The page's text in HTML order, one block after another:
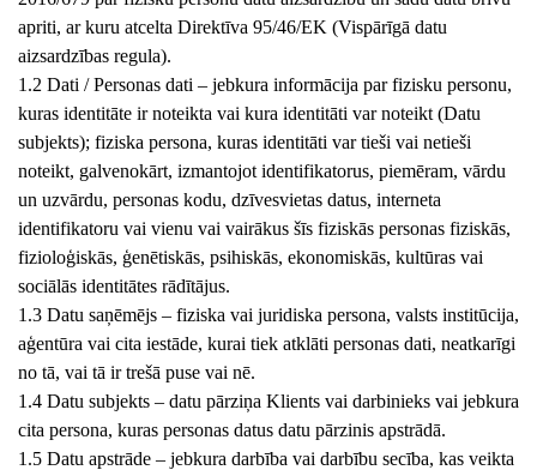
apriti, ar kuru atcelta Direktīva 95/46/EK (Vispārīgā datu
aizsardzības regula).
1.2 Dati / Personas dati – jebkura informācija par fizisku personu,
kuras identitāte ir noteikta vai kura identitāti var noteikt (Datu
subjekts); fiziska persona, kuras identitāti var tieši vai netieši
noteikt, galvenokārt, izmantojot identifikatorus, piemēram, vārdu
un uzvārdu, personas kodu, dzīvesvietas datus, interneta
identifikatoru vai vienu vai vairākus šīs fiziskās personas fiziskās,
fizioloģiskās, ģenētiskās, psihiskās, ekonomiskās, kultūras vai
sociālās identitātes rādītājus.
1.3 Datu saņēmējs – fiziska vai juridiska persona, valsts institūcija,
aģentūra vai cita iestāde, kurai tiek atklāti personas dati, neatkarīgi
no tā, vai tā ir trešā puse vai nē.
1.4 Datu subjekts – datu pārziņa Klients vai darbinieks vai jebkura
cita persona, kuras personas datus datu pārzinis apstrādā.
1.5 Datu apstrāde – jebkura darbība vai darbību secība, kas veikta